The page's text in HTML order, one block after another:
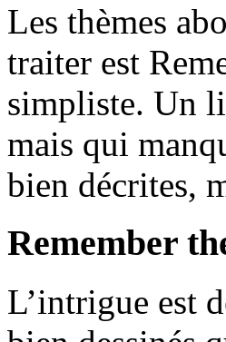
Les thèmes
traiter est
simpliste. Un
mais qui
bien décrites,
Remember
L’intrigue est